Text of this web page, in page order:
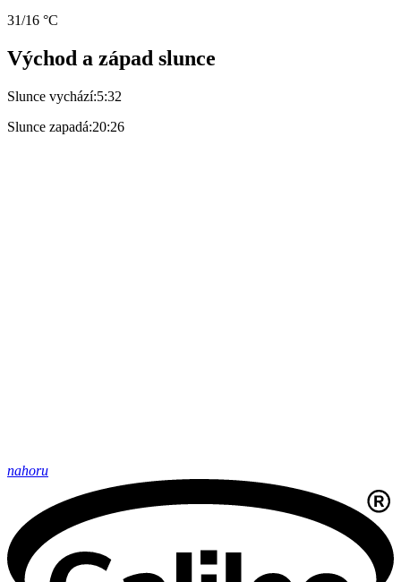
31/16 °C
Východ a západ slunce
Slunce vychází:5:32
Slunce zapadá:20:26
nahoru